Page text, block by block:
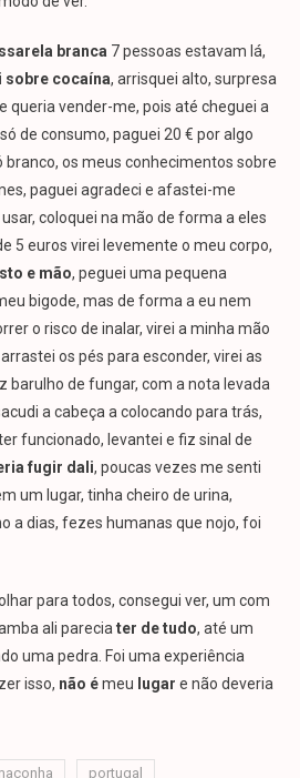
branca 7 pessoas estavam lá,
sobre cocaína, arrisquei alto, surpresa
queria vender-me, pois até cheguei a
de consumo, paguei 20 € por algo
branco, os meus conhecimentos sobre
paguei agradeci e afastei-me
coloquei na mão de forma a eles
5 euros virei levemente o meu corpo,
e mão, peguei uma pequena
bigode, mas de forma a eu nem
o risco de inalar, virei a minha mão
os pés para esconder, virei as
barulho de fungar, com a nota levada
a cabeça a colocando para trás,
funcionado, levantei e fiz sinal de
fugir dali, poucas vezes me senti
um lugar, tinha cheiro de urina,
a dias, fezes humanas que nojo, foi
para todos, consegui ver, um com
ali parecia ter de tudo, até um
uma pedra. Foi uma experiência
isso, não émeu lugar e não deveria
portugal